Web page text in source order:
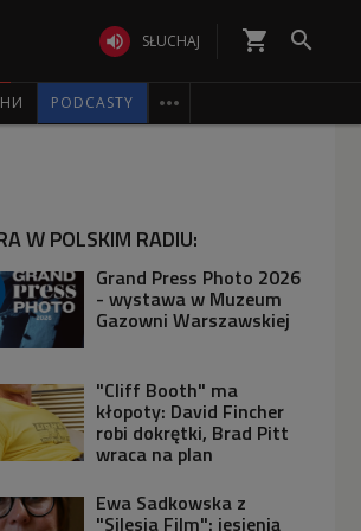
 SŁUCHAJ shopping_cart 
PODCASTY 
W POLSKIM RADIU:
Grand Press Photo 2026
- wystawa w Muzeum
Gazowni Warszawskiej
"Cliff Booth" ma
kłopoty: David Fincher
robi dokrętki, Brad Pitt
wraca na plan
Ewa Sadkowska z
"Silesia Film": jesienią